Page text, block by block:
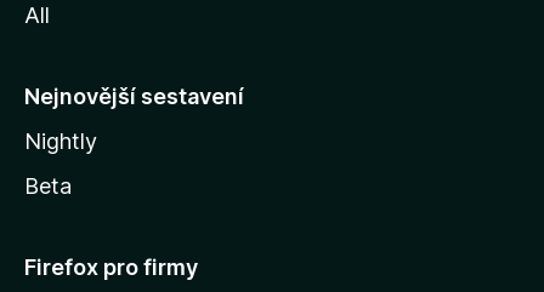
l
y
All
Nejnovější sestavení
Nightly
Beta
Firefox pro firmy